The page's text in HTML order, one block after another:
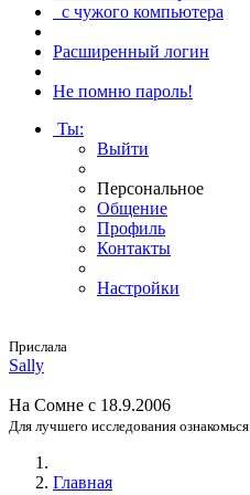
с чужого компьютера
Расширенный логин
Не помню пароль!
Ты:
Выйти
Персональное
Общение
Профиль
Контакты
Настройки
Прислала
Sally
На Сомне с 18.9.2006
Для лучшего исследования ознакомься
Главная